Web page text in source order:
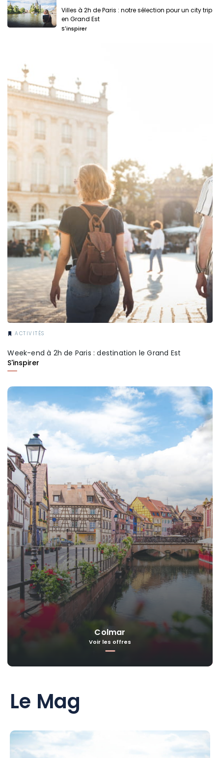
Villes à 2h de Paris : notre sélection pour un city trip
en Grand Est
S'inspirer
ACTIVITÉS
Week-end à 2h de Paris : destination le Grand Est
S'inspirer
Colmar
Voir les offres
Le Mag